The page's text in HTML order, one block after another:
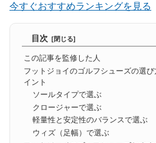
今すぐおすすめランキングを見る
目次
この記事を監修した人
フットジョイのゴルフシューズの選
イント
ソールタイプで選ぶ
クロージャーで選ぶ
軽量性と安定性のバランスで選ぶ
ウィズ（足幅）で選ぶ